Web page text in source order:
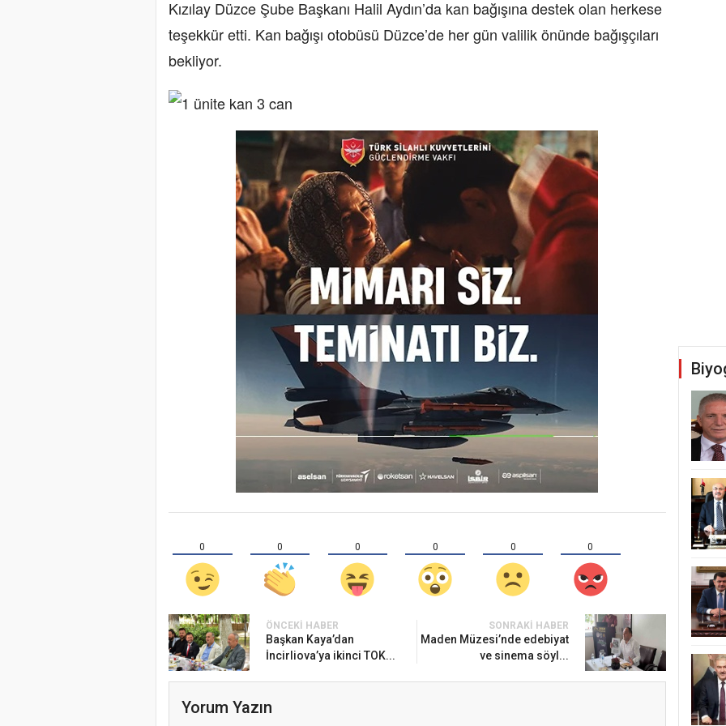
Kızılay Düzce Şube Başkanı Halil Aydın’da kan bağışına destek olan herkese
teşekkür etti. Kan bağışı otobüsü Düzce’de her gün valilik önünde bağışçıları
bekliyor.
0 0 0 0 0 0
ÖNCEKI HABER
Başkan Kaya’dan
İncirliova’ya ikinci TOK...
SONRAKI HABER
Maden Müzesi’nde edebiyat
ve sinema söyl...
Yorum Yazın